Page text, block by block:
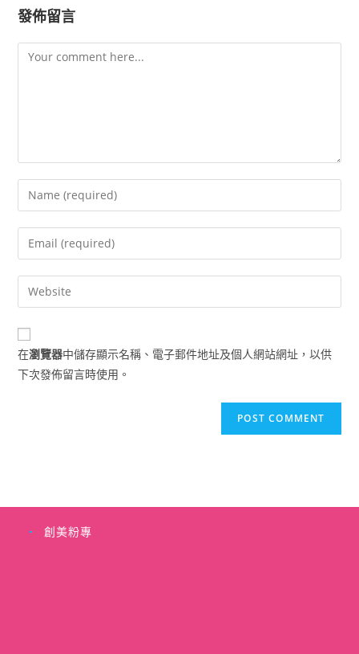
發佈留言
Comment
Enter
your
name
comment
Enter
your
email
address
comment
Enter
your
website
URL
(optional)
在瀏覽器中儲存顯示名稱、電子郵件地址及個人網站網址，以供
下次發佈留言時使用。
創美粉專